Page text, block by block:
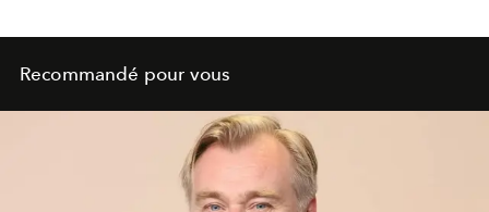
Recommandé pour vous